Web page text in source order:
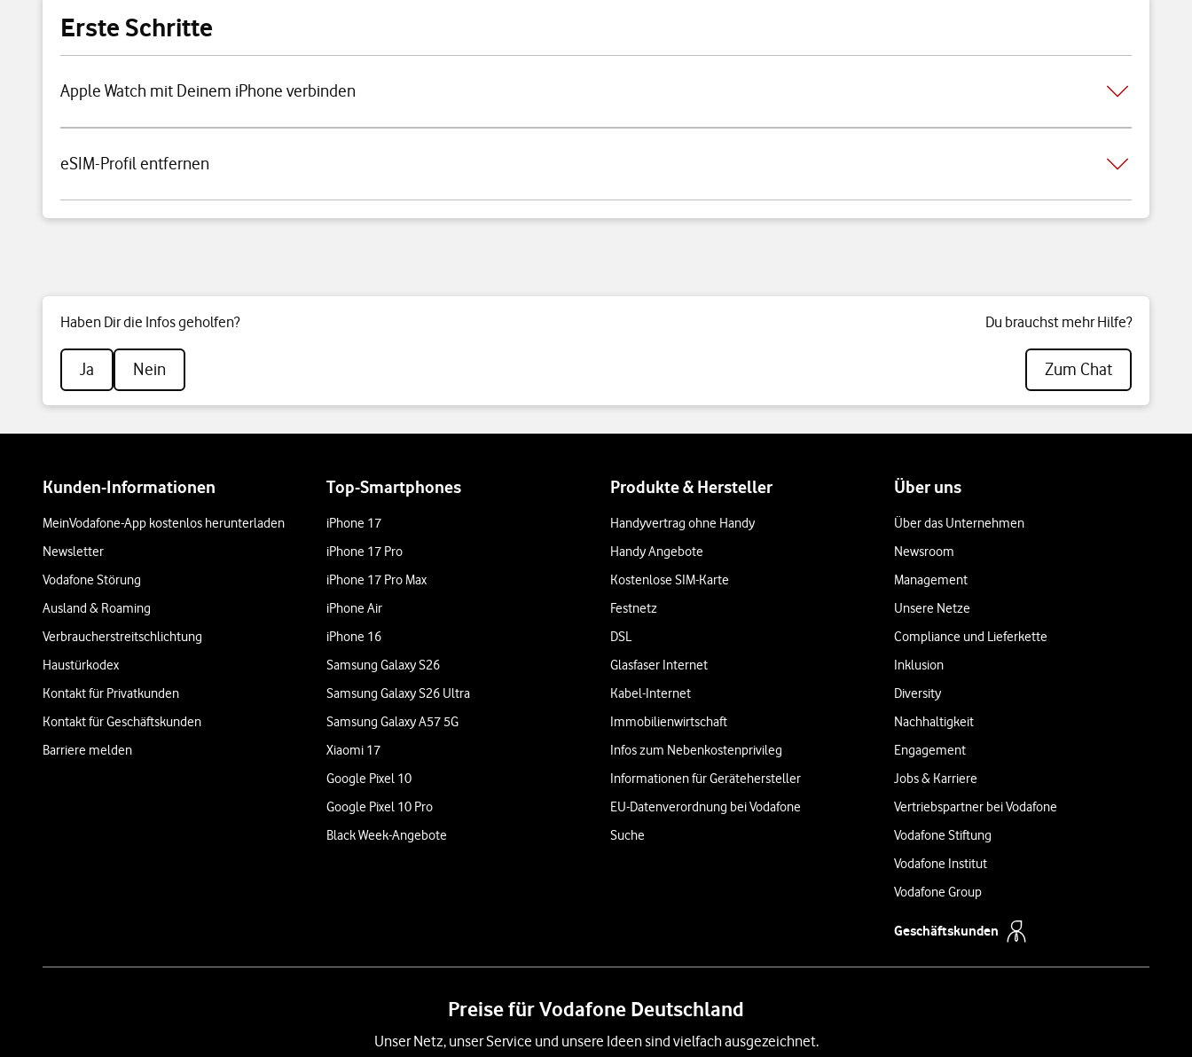
Erste Schritte
Apple Watch mit Deinem iPhone verbinden
eSIM-Profil entfernen
Haben Dir die Infos geholfen?
Ja Nein
Du brauchst mehr Hilfe?
Zum Chat
Kunden-Informationen
MeinVodafone-App kostenlos herunterladen
Newsletter
Vodafone Störung
Ausland & Roaming
Verbraucherstreitschlichtung
Haustürkodex
Kontakt für Privatkunden
Kontakt für Geschäftskunden
Barriere melden
Top-Smartphones
iPhone 17
iPhone 17 Pro
iPhone 17 Pro Max
iPhone Air
iPhone 16
Samsung Galaxy S26
Samsung Galaxy S26 Ultra
Samsung Galaxy A57 5G
Xiaomi 17
Google Pixel 10
Google Pixel 10 Pro
Black Week-Angebote
Produkte & Hersteller
Handyvertrag ohne Handy
Handy Angebote
Kostenlose SIM-Karte
Festnetz
DSL
Glasfaser Internet
Kabel-Internet
Immobilienwirtschaft
Infos zum Nebenkostenprivileg
Informationen für Gerätehersteller
EU-Datenverordnung bei Vodafone
Suche
Über uns
Über das Unternehmen
Newsroom
Management
Unsere Netze
Compliance und Lieferkette
Inklusion
Diversity
Nachhaltigkeit
Engagement
Jobs & Karriere
Vertriebspartner bei Vodafone
Vodafone Stiftung
Vodafone Institut
Vodafone Group
Geschäftskunden
Preise für Vodafone Deutschland
Unser Netz, unser Service und unsere Ideen sind vielfach ausgezeichnet.